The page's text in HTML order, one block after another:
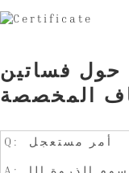
حول فساتين
المخصصة
Q: أمر مستعجل